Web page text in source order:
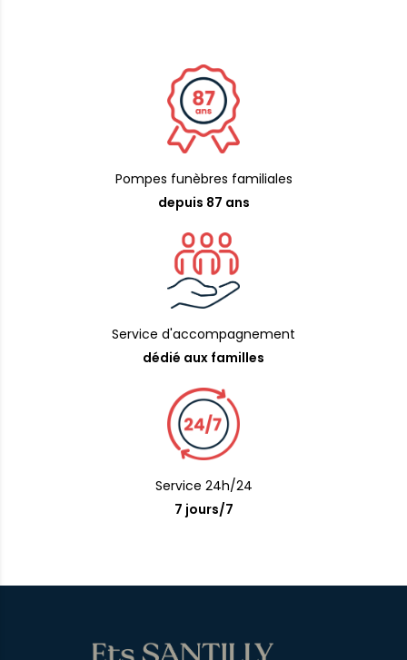
Pompes funèbres familiales
depuis 87 ans
Service d'accompagnement
dédié aux familles
Service 24h/24
7 jours/7